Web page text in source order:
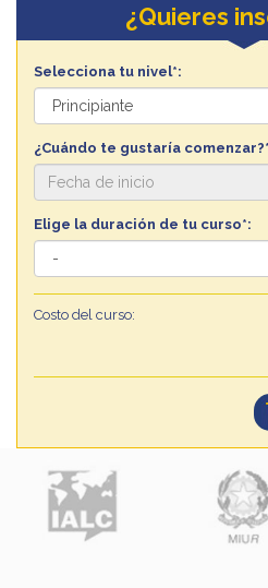
¿Quieres
Selecciona tu nivel*:
¿Cuándo te gustaría
Elige la duración de tu curso*:
Costo del curso: